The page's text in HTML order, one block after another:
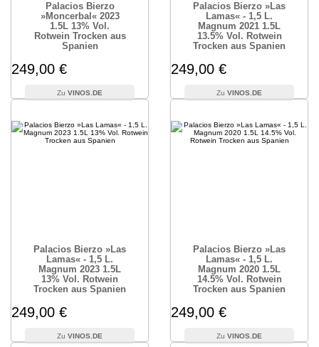
Palacios Bierzo
»Moncerbal« 2023
1.5L 13% Vol.
Rotwein Trocken aus
Spanien
249,00 €
VINOS.DE
Palacios Bierzo »Las
Lamas« - 1,5 L.
Magnum 2021 1.5L
13.5% Vol. Rotwein
Trocken aus Spanien
249,00 €
VINOS.DE
Palacios Bierzo »Las
Lamas« - 1,5 L.
Magnum 2023 1.5L
13% Vol. Rotwein
Trocken aus Spanien
249,00 €
VINOS.DE
Palacios Bierzo »Las
Lamas« - 1,5 L.
Magnum 2020 1.5L
14.5% Vol. Rotwein
Trocken aus Spanien
249,00 €
VINOS.DE